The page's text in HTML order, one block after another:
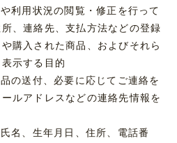
利用状況の閲覧・修正を行って
、連絡先、支払方法などの登録
購入された商品、およびそれら
示する目的
の送付、必要に応じてご連絡を
ルアドレスなどの連絡先情報を
名、生年月日、住所、電話番